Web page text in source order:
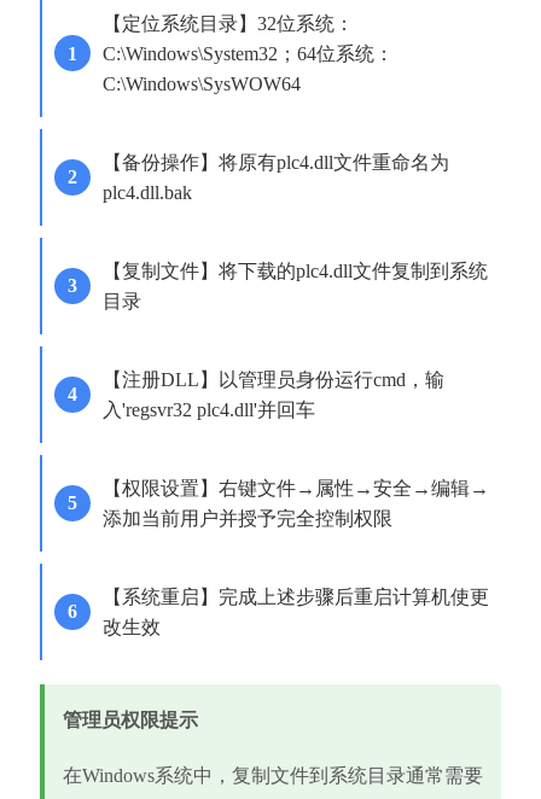
【定位系统目录】32位系统：
C:\Windows\System32；64位系统：
C:\Windows\SysWOW64
【备份操作】将原有plc4.dll文件重命名为
plc4.dll.bak
【复制文件】将下载的plc4.dll文件复制到系统
目录
【注册DLL】以管理员身份运行cmd，输
入'regsvr32 plc4.dll'并回车
【权限设置】右键文件→属性→安全→编辑→
添加当前用户并授予完全控制权限
【系统重启】完成上述步骤后重启计算机使更
改生效
管理员权限提示
在Windows系统中，复制文件到系统目录通常需要